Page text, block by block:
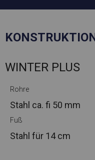
WINTER PLUS
Rohre
Stahl ca. fi 50 mm
Fuß
Stahl für 14 cm